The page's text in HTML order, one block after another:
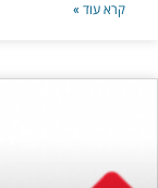
קרא עוד »